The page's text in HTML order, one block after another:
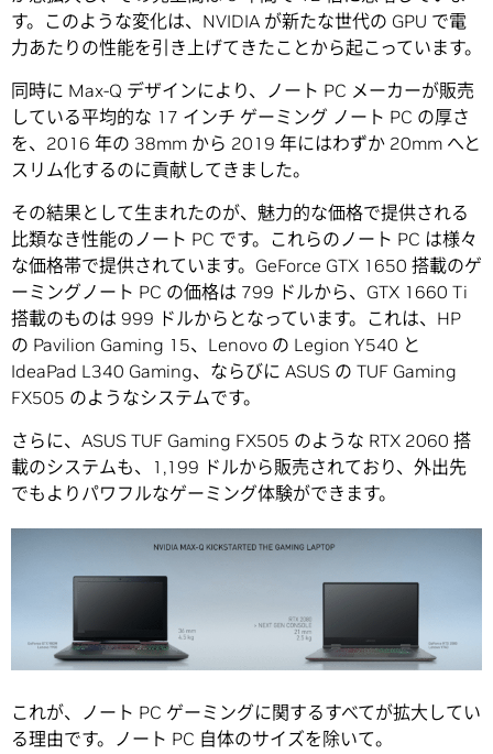
す。このような変化は、NVIDIA が新たな世代の GPU で電
力あたりの性能を引き上げてきたことから起こっています。
同時に Max-Q デザインにより、ノート PC メーカーが販売
している平均的な 17 インチ ゲーミング ノート PC の厚さ
を、2016 年の 38mm から 2019 年にはわずか 20mm へと
スリム化するのに貢献してきました。
その結果として生まれたのが、魅力的な価格で提供される
比類なき性能のノート PC です。これらのノート PC は様々
な価格帯で提供されています。GeForce GTX 1650 搭載のゲ
ーミングノート PC の価格は 799 ドルから、GTX 1660 Ti
搭載のものは 999 ドルからとなっています。これは、HP
の Pavilion Gaming 15、Lenovo の Legion Y540 と
IdeaPad L340 Gaming、ならびに ASUS の TUF Gaming
FX505 のようなシステムです。
さらに、ASUS TUF Gaming FX505 のような RTX 2060 搭
載のシステムも、1,199 ドルから販売されており、外出先
でもよりパワフルなゲーミング体験ができます。
これが、ノート PC ゲーミングに関するすべてが拡大してい
る理由です。ノート PC 自体のサイズを除いて。